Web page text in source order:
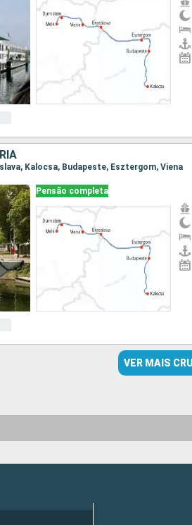
Kalocsa, Budapeste, Esztergom, Viena
Pensão completa
VER MAIS